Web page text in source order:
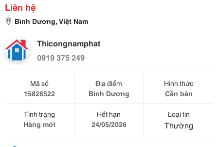
Liên hệ
Bình Dương, Việt Nam
Thicongnamphat
0919 375 249
Mã số
15828522
Địa điểm
Bình Dương
Hình thức
Cần bán
Tình trạng
Hàng mới
Hết hạn
24/05/2026
Loại tin
Thường